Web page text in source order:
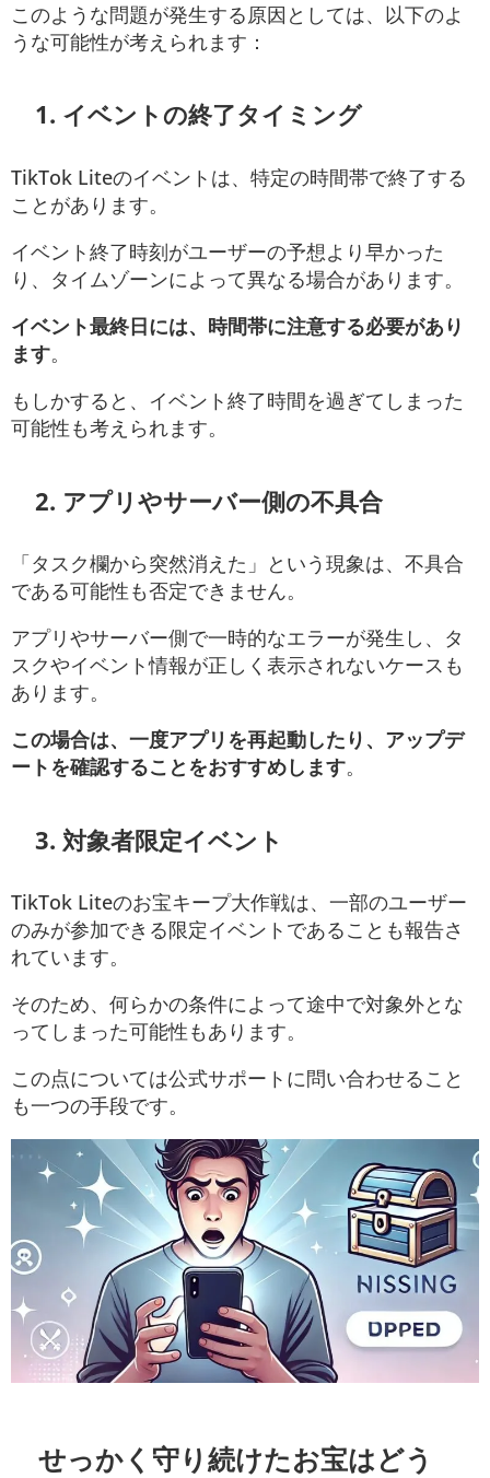
このような問題が発生する原因としては、以下のよ
うな可能性が考えられます：
1. イベントの終了タイミング
TikTok Liteのイベントは、特定の時間帯で終了する
ことがあります。
イベント終了時刻がユーザーの予想より早かった
り、タイムゾーンによって異なる場合があります。
イベント最終日には、時間帯に注意する必要があり
ます。
もしかすると、イベント終了時間を過ぎてしまった
可能性も考えられます。
2. アプリやサーバー側の不具合
「タスク欄から突然消えた」という現象は、不具合
である可能性も否定できません。
アプリやサーバー側で一時的なエラーが発生し、タ
スクやイベント情報が正しく表示されないケースも
あります。
この場合は、一度アプリを再起動したり、アップデ
ートを確認することをおすすめします。
3. 対象者限定イベント
TikTok Liteのお宝キープ大作戦は、一部のユーザー
のみが参加できる限定イベントであることも報告さ
れています。
そのため、何らかの条件によって途中で対象外とな
ってしまった可能性もあります。
この点については公式サポートに問い合わせること
も一つの手段です。
せっかく守り続けたお宝はどう